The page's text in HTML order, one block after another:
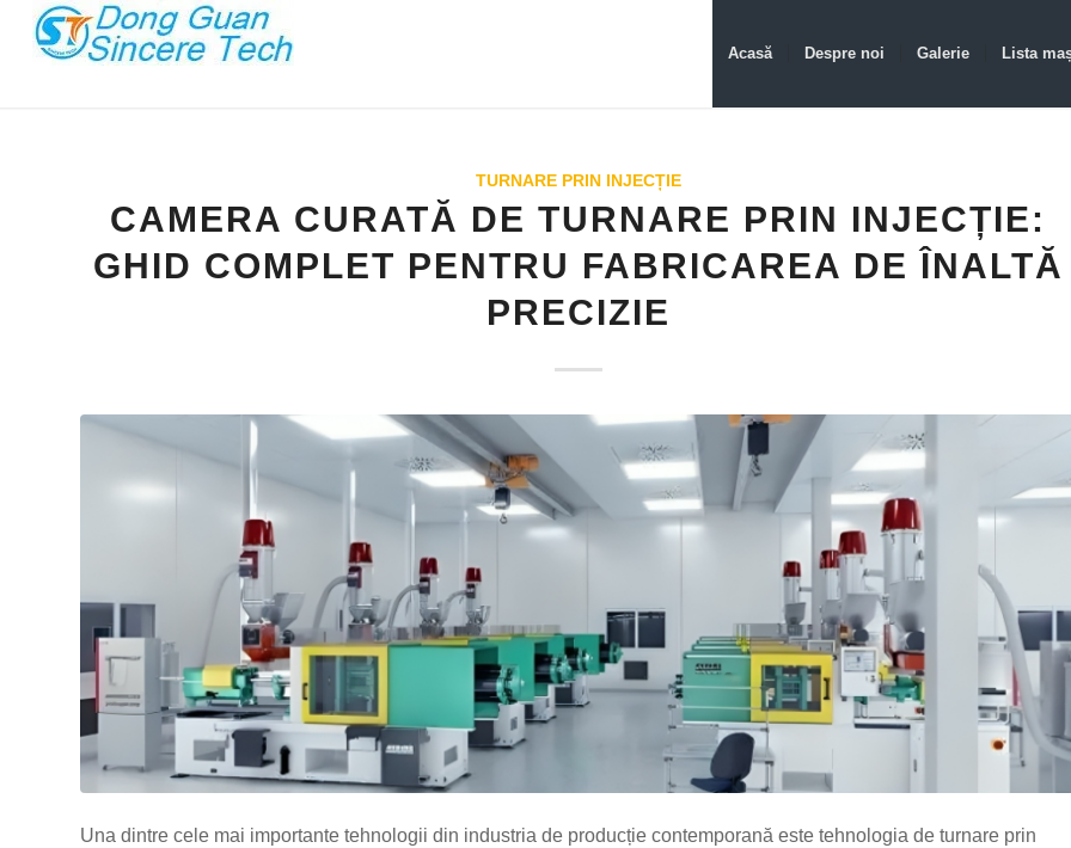
Acasă Despre noi Galerie Lista
TURNARE PRIN INJECȚIE
CAMERA CURATĂ DE TURNARE PRIN INJECȚIE:
GHID COMPLET PENTRU FABRICAREA DE ÎNALTĂ
PRECIZIE
Una dintre cele mai importante tehnologii din industria de producție contemporană este tehnologia de turnare prin